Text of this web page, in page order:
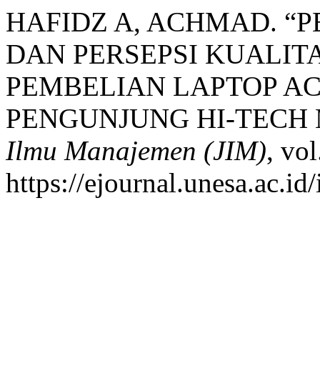
HAFIDZ A, ACHMAD.
DAN PERSEPSI
PEMBELIAN LAPTOP
PENGUNJUNG HI-
Ilmu Manajemen (JIM),
https://